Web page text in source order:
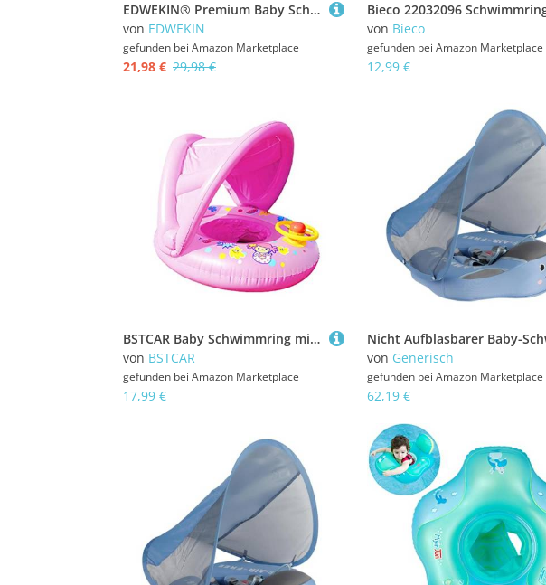
EDWEKIN® Premium Baby Schwimmring, Mitwachsende Schwimmhilfe, Schwimmsitz Kleinkinder, Baby Float, Kinder Schwimmreifen ab 6 Monate bis 3 Jahre
von EDWEKIN
gefunden bei Amazon Marketplace
21,98 € 29,98 €
von Bieco
gefunden bei Amazon Marketplace
12,99 €
BSTCAR Baby Schwimmring mit Sitz und Sonnenschutz, Cartoon Lustig Lenkrad Schwimmring Aufblasbares Pool Spielzeug Schwimmtrainer Schwimmhilfe Spielzeug ab 1-4 Jahr
von BSTCAR
gefunden bei Amazon Marketplace
17,99 €
von Generisch
gefunden bei Amazon Marketplace
62,19 €